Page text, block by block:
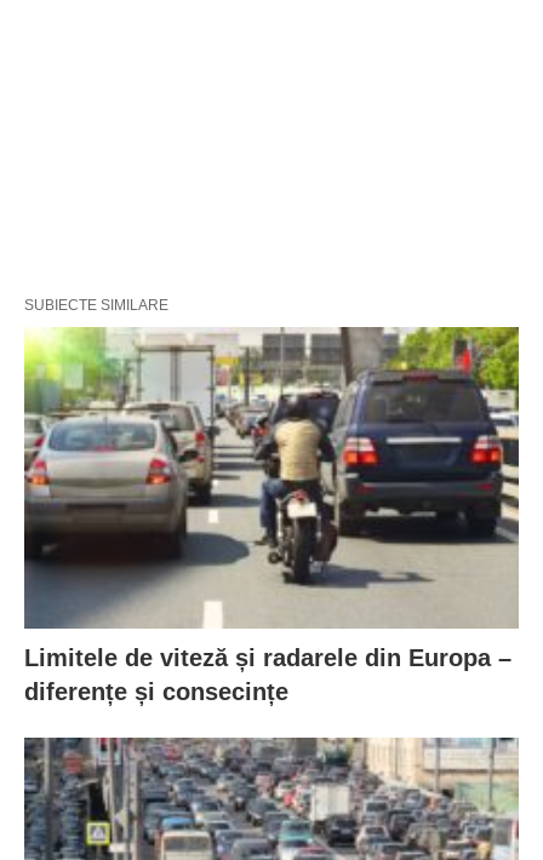
SUBIECTE SIMILARE
Limitele de viteză și radarele din Europa –
diferențe și consecințe